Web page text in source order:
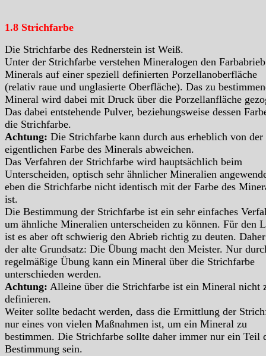
1.8 Strichfarbe
Die Strichfarbe des Rednerstein ist Weiß.
Unter der Strichfarbe verstehen Mineralogen den
Minerals auf einer speziell definierten Porzellanoberfläche
(relativ raue und unglasierte Oberfläche). Das zu
Mineral wird dabei mit Druck über die Porzellanfläche
Das dabei entstehende Pulver, beziehungsweise dessen
die Strichfarbe.
Achtung: Die Strichfarbe kann durch aus erheblich von der
eigentlichen Farbe des Minerals abweichen.
Das Verfahren der Strichfarbe wird hauptsächlich beim
Unterscheiden, optisch sehr ähnlicher Mineralien
eben die Strichfarbe nicht identisch mit der Farbe des
ist.
Die Bestimmung der Strichfarbe ist ein sehr einfaches
um ähnliche Mineralien unterscheiden zu können. Für den
ist es aber oft schwierig den Abrieb richtig zu deuten.
der alte Grundsatz: Die Übung macht den Meister. Nur
regelmäßige Übung kann ein Mineral über die Strichfarbe
unterschieden werden.
Achtung: Alleine über die Strichfarbe ist ein Mineral nicht
definieren.
Weiter sollte bedacht werden, dass die Ermittlung der
nur eines von vielen Maßnahmen ist, um ein Mineral zu
bestimmen. Die Strichfarbe sollte daher immer nur ein Teil
Bestimmung sein.